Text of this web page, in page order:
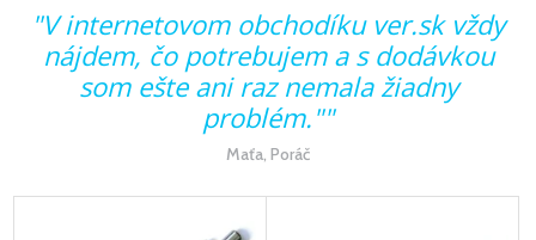
"V internetovom obchodíku ver.sk vždy
nájdem, čo potrebujem a s dodávkou
som ešte ani raz nemala žiadny
problém.""
Maťa, Poráč